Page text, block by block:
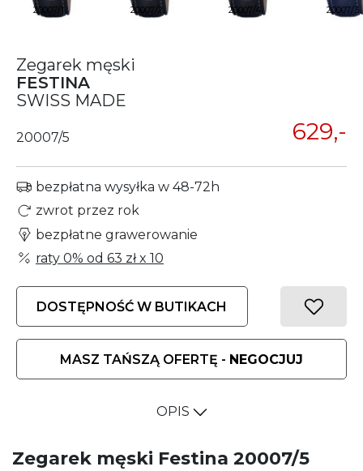
20007/1 20007/2 20007/4 20007/3
Zegarek męski
FESTINA
SWISS MADE
20007/5 629,-
bezpłatna wysyłka w 48-72h
zwrot przez rok
bezpłatne grawerowanie
raty 0% od 63 złx 10
DOSTĘPNOŚĆ W BUTIKACH
MASZ TAŃSZĄ OFERTĘ - NEGOCJUJ
OPIS
Zegarek męski Festina 20007/5